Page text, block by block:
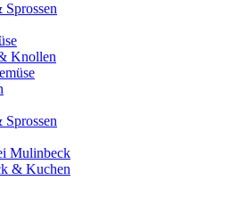
Knollen
Mulinbeck
& Kuchen